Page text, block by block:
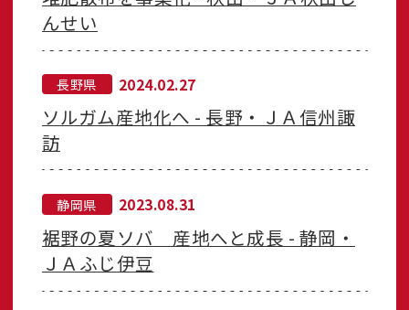
んせい
長野県 2024.02.27
ソルガム産地化へ - 長野・ＪＡ信州諏
訪
静岡県 2023.08.31
裾野の夏ソバ 産地へと成長 - 静岡・
ＪＡふじ伊豆